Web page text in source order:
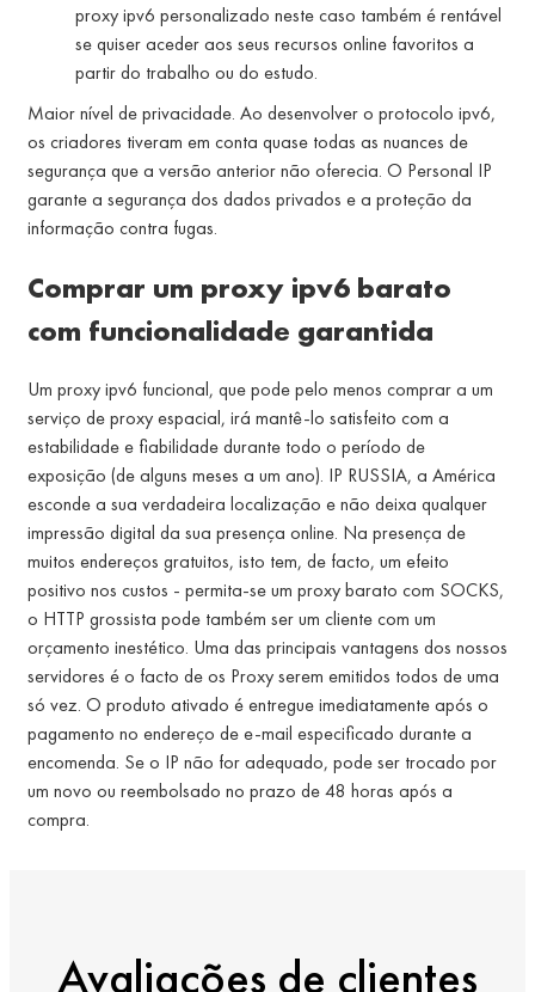
proxy ipv6 personalizado neste caso também é rentável
se quiser aceder aos seus recursos online favoritos a
partir do trabalho ou do estudo.
Maior nível de privacidade. Ao desenvolver o protocolo ipv6,
os criadores tiveram em conta quase todas as nuances de
segurança que a versão anterior não oferecia. O Personal IP
garante a segurança dos dados privados e a proteção da
informação contra fugas.
Comprar um proxy ipv6 barato
com funcionalidade garantida
Um proxy ipv6 funcional, que pode pelo menos comprar a um
serviço de proxy espacial, irá mantê-lo satisfeito com a
estabilidade e fiabilidade durante todo o período de
exposição (de alguns meses a um ano). IP RUSSIA, a América
esconde a sua verdadeira localização e não deixa qualquer
impressão digital da sua presença online. Na presença de
muitos endereços gratuitos, isto tem, de facto, um efeito
positivo nos custos - permita-se um proxy barato com SOCKS,
o HTTP grossista pode também ser um cliente com um
orçamento inestético. Uma das principais vantagens dos nossos
servidores é o facto de os Proxy serem emitidos todos de uma
só vez. O produto ativado é entregue imediatamente após o
pagamento no endereço de e-mail especificado durante a
encomenda. Se o IP não for adequado, pode ser trocado por
um novo ou reembolsado no prazo de 48 horas após a
compra.
Avaliações de clientes